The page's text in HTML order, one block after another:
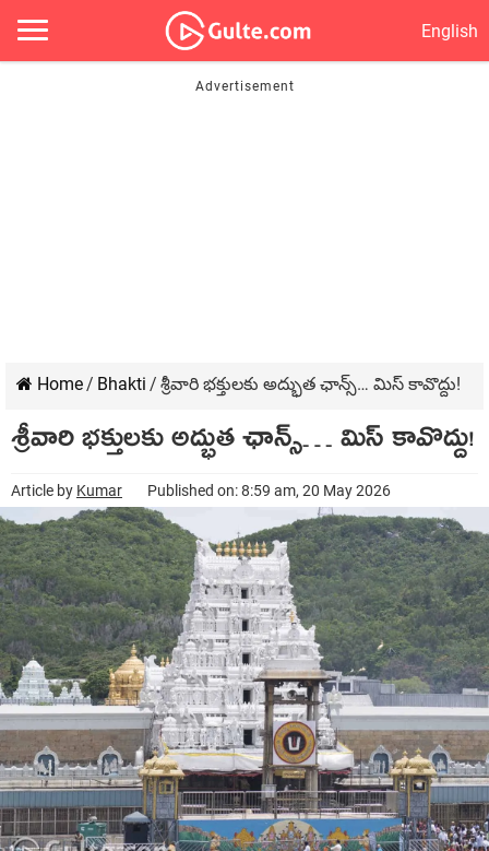
English
Home/ Bhakti / శ్రీవారి భ‌క్తుల‌కు అద్భుత ఛాన్స్‌… మిస్ కావొద్దు!
శ్రీవారి భ‌క్తుల‌కు అద్భుత ఛాన్స్‌… మిస్ కావొద్దు!
Article by Kumar Published on: 8:59 am, 20 May 2026